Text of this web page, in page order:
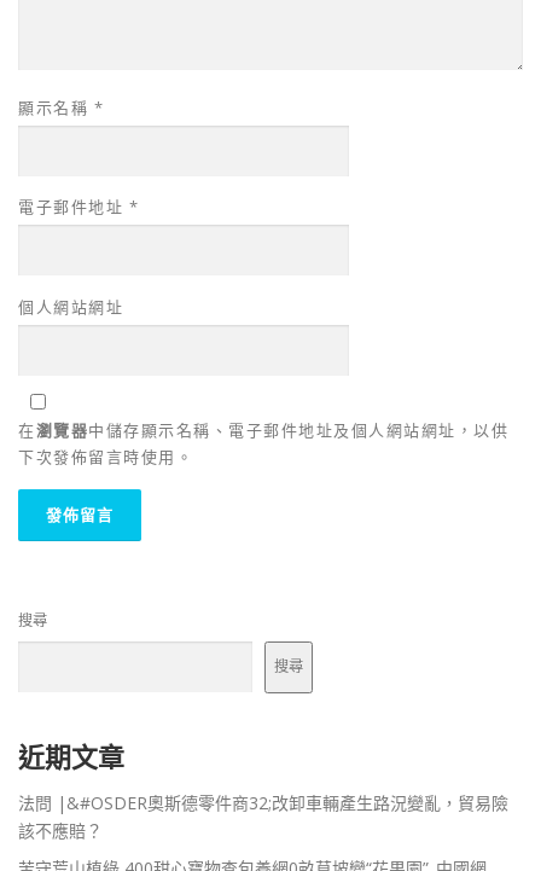
顯示名稱 *
電子郵件地址 *
個人網站網址
在瀏覽器中儲存顯示名稱、電子郵件地址及個人網站網址，以供
下次發佈留言時使用。
搜尋
搜尋
近期文章
法問 |&#OSDER奧斯德零件商32;改卸車輛產生路況變亂，貿易險
該不應賠？